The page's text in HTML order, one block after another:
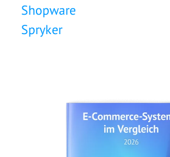
Shopware
Spryker